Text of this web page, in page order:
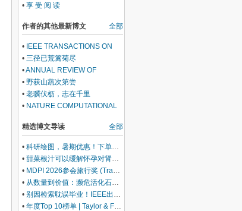
• 享 受 阅 读
全部
作者的其他最新博文
• IEEE TRANSACTIONS ON
FUZZY SYSTEMS 发文概况
• 三径已荒篱菊尽
•ANNUAL REVIEW OF
CONTROL ROBOTICS AND
AUTONOMOUS SYSTEMS 发
文概
• 野获山蔬次第尝
• 老骥伏枥，志在千里
• NATURE COMPUTATIONAL
全部
精选博文导读
• 科研绘图，暑期优惠！下单立减500元
• 甜菜根汁可以缓解怀孕对肾脏的压力
• MDPI 2026参会旅行奖 (Travel Award) 中国区获奖名单公布！
• 从数量到价值：濒危活化石ELF 理论重塑濒危物种保护优先级
• 别因检索耽误毕业！IEEE出版+EI快检索，8-9月会议合集征稿中
• 年度Top 10榜单 | Taylor & Francis科学与技术领域中国作者最受欢迎的热门文章榜单出炉！